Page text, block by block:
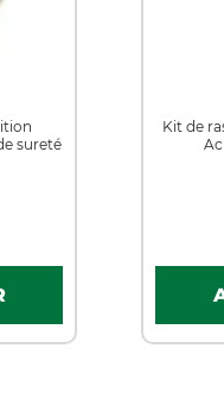
sureté
Kit de